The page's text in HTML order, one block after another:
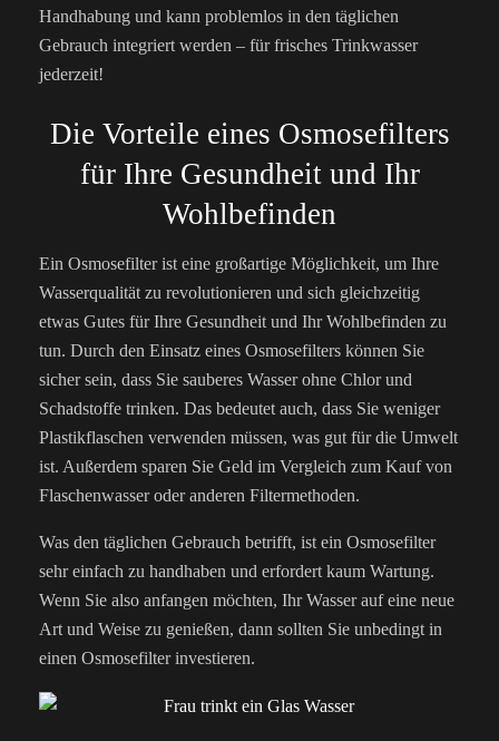
Handhabung und kann problemlos in den täglichen
Gebrauch integriert werden – für frisches Trinkwasser
jederzeit!
Die Vorteile eines Osmosefilters
für Ihre Gesundheit und Ihr
Wohlbefinden
Ein Osmosefilter ist eine großartige Möglichkeit, um Ihre
Wasserqualität zu revolutionieren und sich gleichzeitig
etwas Gutes für Ihre Gesundheit und Ihr Wohlbefinden zu
tun. Durch den Einsatz eines Osmosefilters können Sie
sicher sein, dass Sie sauberes Wasser ohne Chlor und
Schadstoffe trinken. Das bedeutet auch, dass Sie weniger
Plastikflaschen verwenden müssen, was gut für die Umwelt
ist. Außerdem sparen Sie Geld im Vergleich zum Kauf von
Flaschenwasser oder anderen Filtermethoden.
Was den täglichen Gebrauch betrifft, ist ein Osmosefilter
sehr einfach zu handhaben und erfordert kaum Wartung.
Wenn Sie also anfangen möchten, Ihr Wasser auf eine neue
Art und Weise zu genießen, dann sollten Sie unbedingt in
einen Osmosefilter investieren.